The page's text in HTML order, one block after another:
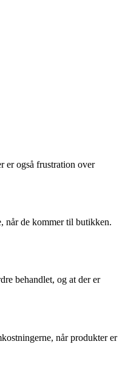
er også frustration over
når de kommer til butikken.
behandlet, og at der er
når produkter er